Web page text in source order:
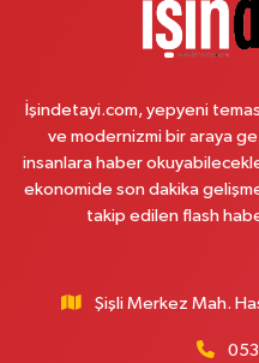
Reşitpaşa Mahallesi Tuncay Artun
Plevne Eczanesi
Mevlana Mahallesi İbrahim
0 (212) 823 53 43 Yol
Siyavuşpaşa Mahallesi Adnan
İşindetayi.com, yepyeni
ve modernizmi bir araya
insanlara haber
ekonomide son dakika
takip edilen flash
Şişli Merkez Mah.